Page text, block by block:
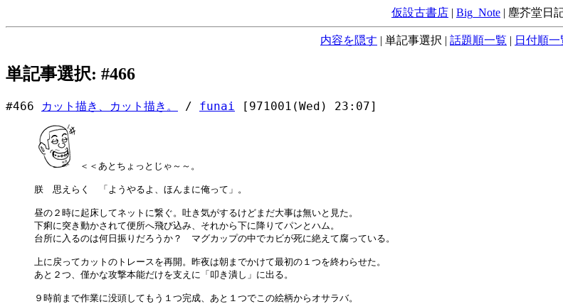
仮設古書店 | Big_Note | 塵芥堂日
内容を隠す | 単記事選択 | 話題順一覧 | 日付順一
単記事選択: #466
#466 カット描き、カット描き。 / funai [971001(Wed) 23:07]
＜＜あとちょっとじゃ～～。
朕　思えらく　「ようやるよ、ほんまに俺って」。
昼の２時に起床してネットに繋ぐ。吐き気がするけどまだ大事は無いと見た。
下痢に突き動かされて便所へ飛び込み、それから下に降りてパンとハム。
台所に入るのは何日振りだろうか？　マグカップの中でカビが死に絶えて腐っている。
上に戻ってカットのトレースを再開。昨夜は朝までかけて最初の１つを終わらせた。
あと２つ、僅かな攻撃本能だけを支えに「叩き潰し」に出る。
９時前まで作業に没頭してもう１つ完成、あと１つでこの絵柄からオサラバ。